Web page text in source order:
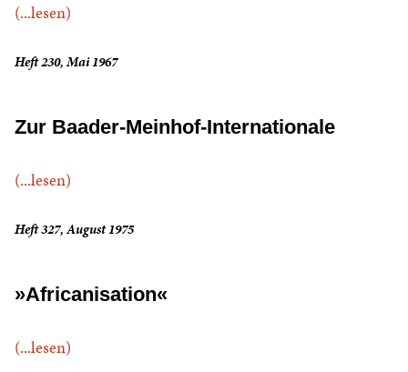
(...lesen)
Heft 230, Mai 1967
Zur Baader-Meinhof-Internationale
(...lesen)
Heft 327, August 1975
»Africanisation«
(...lesen)